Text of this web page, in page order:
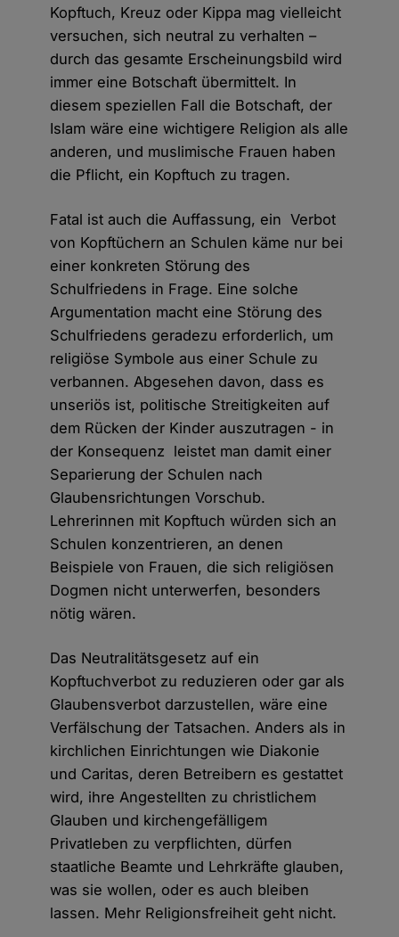
Kopftuch, Kreuz oder Kippa mag vielleicht
versuchen, sich neutral zu verhalten –
durch das gesamte Erscheinungsbild wird
immer eine Botschaft übermittelt. In
diesem speziellen Fall die Botschaft, der
Islam wäre eine wichtigere Religion als alle
anderen, und muslimische Frauen haben
die Pflicht, ein Kopftuch zu tragen.
Fatal ist auch die Auffassung, ein Verbot
von Kopftüchern an Schulen käme nur bei
einer konkreten Störung des
Schulfriedens in Frage. Eine solche
Argumentation macht eine Störung des
Schulfriedens geradezu erforderlich, um
religiöse Symbole aus einer Schule zu
verbannen. Abgesehen davon, dass es
unseriös ist, politische Streitigkeiten auf
dem Rücken der Kinder auszutragen - in
der Konsequenz leistet man damit einer
Separierung der Schulen nach
Glaubensrichtungen Vorschub.
Lehrerinnen mit Kopftuch würden sich an
Schulen konzentrieren, an denen
Beispiele von Frauen, die sich religiösen
Dogmen nicht unterwerfen, besonders
nötig wären.
Das Neutralitätsgesetz auf ein
Kopftuchverbot zu reduzieren oder gar als
Glaubensverbot darzustellen, wäre eine
Verfälschung der Tatsachen. Anders als in
kirchlichen Einrichtungen wie Diakonie
und Caritas, deren Betreibern es gestattet
wird, ihre Angestellten zu christlichem
Glauben und kirchengefälligem
Privatleben zu verpflichten, dürfen
staatliche Beamte und Lehrkräfte glauben,
was sie wollen, oder es auch bleiben
lassen. Mehr Religionsfreiheit geht nicht.